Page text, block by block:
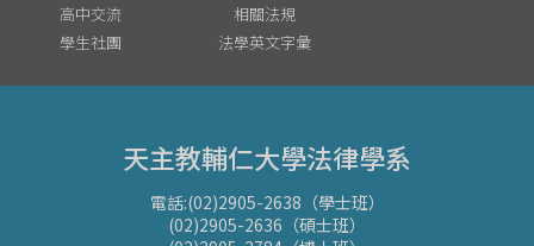
高中交流
學生社團
相關法規
法學英文字彙
天主教輔仁大學法律學系
電話:(02)2905-2638（學士班）
(02)2905-2636（碩士班）